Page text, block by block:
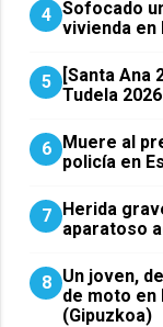
4 Sofocado
vivienda en
5
[Santa Ana
Tudela 2026
6 Muere al
policía en
7 Herida
aparatoso
8 Un joven,
de moto en
(Gipuzkoa)